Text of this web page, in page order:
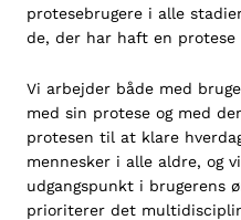
protesebrugere i alle
de, der har haft en protese
Vi arbejder både med
med sin protese og med
protesen til at klare
mennesker i alle aldre, og
udgangspunkt i brugerens
prioriterer det